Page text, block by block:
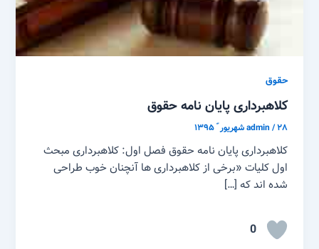
حقوق
کلاهبرداری پایان نامه حقوق
admin/۲۸ شهریور ّ ۱۳۹۵
کلاهبرداری پایان نامه حقوق فصل اول: کلاهبرداری مبحث
اول کلیات «برخی از کلاهبرداری ها آنچنان خوب طراحی
شده اند که […]
0